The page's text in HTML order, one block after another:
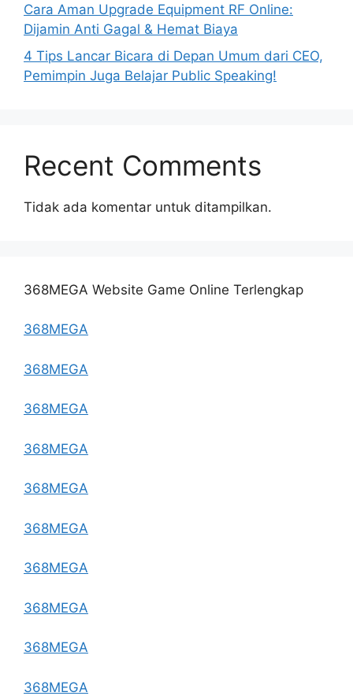
Cara Aman Upgrade Equipment RF Online:
Dijamin Anti Gagal & Hemat Biaya
4 Tips Lancar Bicara di Depan Umum dari CEO,
Pemimpin Juga Belajar Public Speaking!
Recent Comments
Tidak ada komentar untuk ditampilkan.
368MEGA Website Game Online Terlengkap
368MEGA
368MEGA
368MEGA
368MEGA
368MEGA
368MEGA
368MEGA
368MEGA
368MEGA
368MEGA